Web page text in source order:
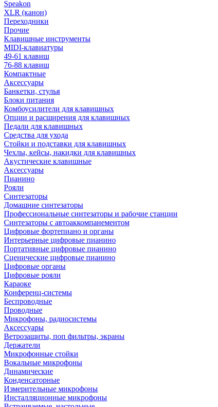
Speakon
XLR (канон)
Переходники
Прочие
Клавишные инструменты
MIDI-клавиатуры
49-61 клавиш
76-88 клавиш
Компактные
Аксессуары
Банкетки, стулья
Блоки питания
Комбоусилители для клавишных
Опции и расширения для клавишных
Педали для клавишных
Средства для ухода
Стойки и подставки для клавишных
Чехлы, кейсы, накидки для клавишных
Акустические клавишные
Аксессуары
Пианино
Рояли
Синтезаторы
Домашние синтезаторы
Профессиональные синтезаторы и рабочие станции
Синтезаторы с автоаккомпанементом
Цифровые фортепиано и органы
Интерьерные цифровые пианино
Портативные цифровые пианино
Сценические цифровые пианино
Цифровые органы
Цифровые рояли
Караоке
Конференц-системы
Беспроводные
Проводные
Микрофоны, радиосистемы
Аксессуары
Ветрозащиты, поп фильтры, экраны
Держатели
Микрофонные стойки
Вокальные микрофоны
Динамические
Конденсаторные
Измерительные микрофоны
Инсталляционные микрофоны